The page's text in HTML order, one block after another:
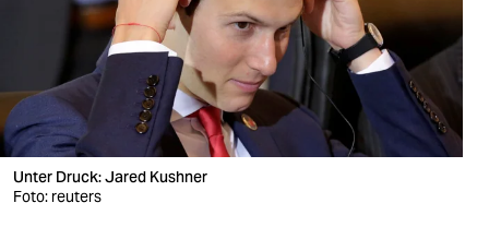
verlag
verlag
veranstaltungen
Unter Druck: Jared Kushner
Foto: reuters